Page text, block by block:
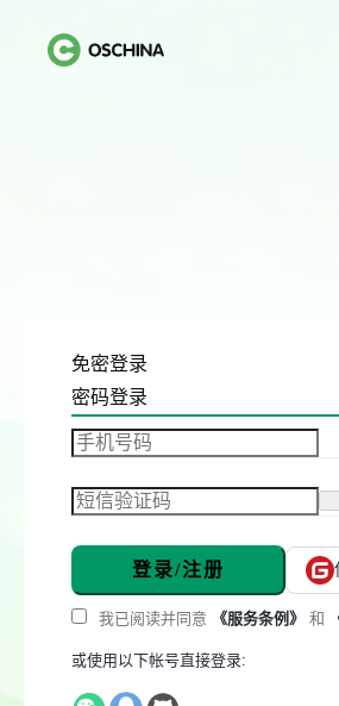
免密登录
密码登录
登录/注册
我已阅读并同意 《服务条例》 和
或使用以下帐号直接登录: